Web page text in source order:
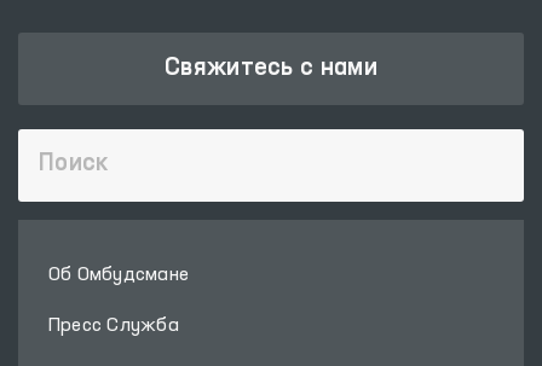
Свяжитесь с нами
Об Омбудсмане
Пресс Служба